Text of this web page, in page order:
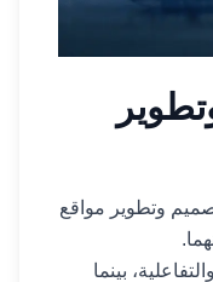
وتطوير مواقع
بينما